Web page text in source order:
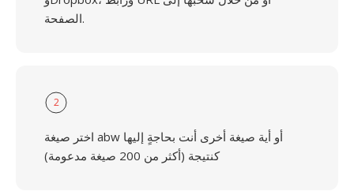
الصفحة.
2
اختر صيغة abw أو أية صيغة أخرى أنت بحاجةٍ إليها
كنتيجة (أكثر من 200 صيغة مدعومة)